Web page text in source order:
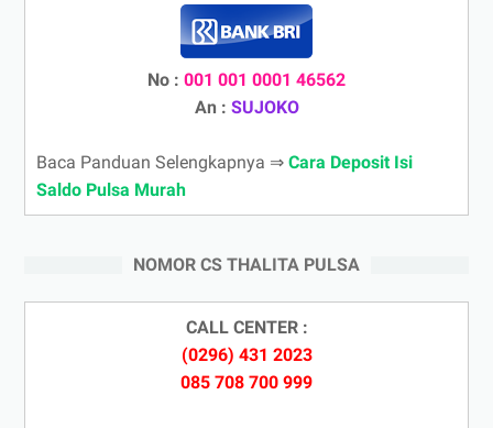
No : 001 001 0001 46562
An : SUJOKO
Baca Panduan Selengkapnya ⇒ Cara Deposit Isi
Saldo Pulsa Murah
NOMOR CS THALITA PULSA
CALL CENTER :
(0296) 431 2023
085 708 700 999